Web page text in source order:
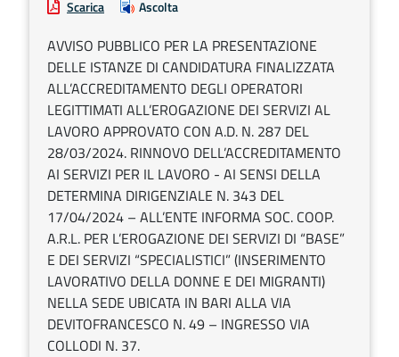
Scarica Ascolta
AVVISO PUBBLICO PER LA PRESENTAZIONE
DELLE ISTANZE DI CANDIDATURA FINALIZZATA
ALL’ACCREDITAMENTO DEGLI OPERATORI
LEGITTIMATI ALL’EROGAZIONE DEI SERVIZI AL
LAVORO APPROVATO CON A.D. N. 287 DEL
28/03/2024. RINNOVO DELL’ACCREDITAMENTO
AI SERVIZI PER IL LAVORO - AI SENSI DELLA
DETERMINA DIRIGENZIALE N. 343 DEL
17/04/2024 – ALL’ENTE INFORMA SOC. COOP.
A.R.L. PER L’EROGAZIONE DEI SERVIZI DI “BASE”
E DEI SERVIZI “SPECIALISTICI” (INSERIMENTO
LAVORATIVO DELLA DONNE E DEI MIGRANTI)
NELLA SEDE UBICATA IN BARI ALLA VIA
DEVITOFRANCESCO N. 49 – INGRESSO VIA
COLLODI N. 37.